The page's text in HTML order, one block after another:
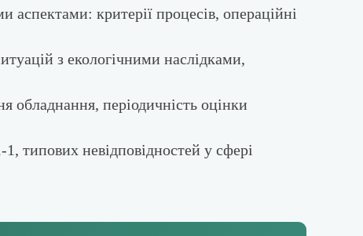
критерії процесів, операційні
з екологічними наслідками,
обладнання, періодичність оцінки
типових невідповідностей у сфері